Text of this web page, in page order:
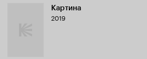
Картина
2019